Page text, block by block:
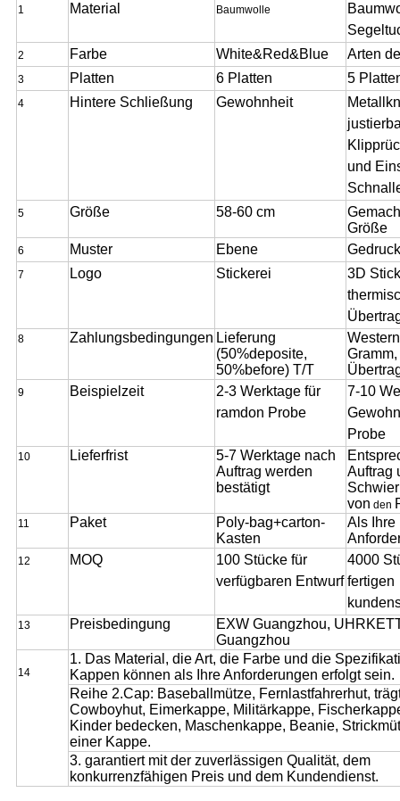
1 Material Baumwolle
2 Farbe White&Red&Blue Arten
3 Platten 6 Platten 5
4 Hintere Schließung Gewohnheit Metall
und
5 Größe 58-60 cm
Größe
6 Muster Ebene
7 Logo Stickerei
3D
8 Zahlungsbedingungen Lieferung
(50%deposite,
50%before) T/T
Gramm,
9 Beispielzeit
2-3 Werktage für
ramdon Probe
7-10
Probe
10 Lieferfrist
5-7 Werktage nach
Auftrag werden
bestätigt
Auftrag
von den
11 Paket
Poly-bag+carton-
Kasten
Als Ihre
12 MOQ
100 Stücke für
verfügbaren Entwurf
4000
fertigen
13 Preisbedingung
EXW Guangzhou,
Guangzhou
14
1. Das Material, die Art, die Farbe und die
Kappen können als Ihre Anforderungen erfolgt sein.
Reihe 2.Cap: Baseballmütze, Fernlastfahrerhut,
Cowboyhut, Eimerkappe, Militärkappe,
Kinder bedecken, Maschenkappe, Beanie,
einer Kappe.
3. garantiert mit der zuverlässigen Qualität, dem
konkurrenzfähigen Preis und dem Kundendienst.